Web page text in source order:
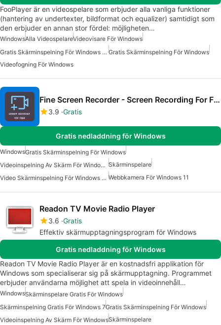
FooPlayer är en videospelare som erbjuder alla vanliga funktioner
(hantering av undertexter, bildformat och equalizer) samtidigt som
den erbjuder en annan stor fördel: möjligheten…
WindowsAlla VideospelareVideovisare För Windows
Gratis Skärminspelning För Windows 10 Gratis Skärminspelning För Windows
Videofogning För Windows
Fine Screen Recorder - Screen Recording For Free
3.9 Gratis
Gratis nedladdning för Windows
WindowsGratis Skärminspelning För Windows
Videoinspelning Av Skärm För Windows Gratis Skärminspelare
Video Skärminspelning För Windows Gratis Webbkamera För Windows 11
Readon TV Movie Radio Player
3.6 Gratis
Effektiv skärmupptagningsprogram för Windows
Gratis nedladdning för Windows
Readon TV Movie Radio Player är en kostnadsfri applikation för
Windows som specialiserar sig på skärmupptagning. Programmet
erbjuder användarna möjlighet att spela in videoinnehåll…
WindowsSkärminspelare Gratis För Windows
Skärminspelning Gratis För Windows 7Gratis Skärminspelning För Windows
Videoinspelning Av Skärm För WindowsSkärminspelare